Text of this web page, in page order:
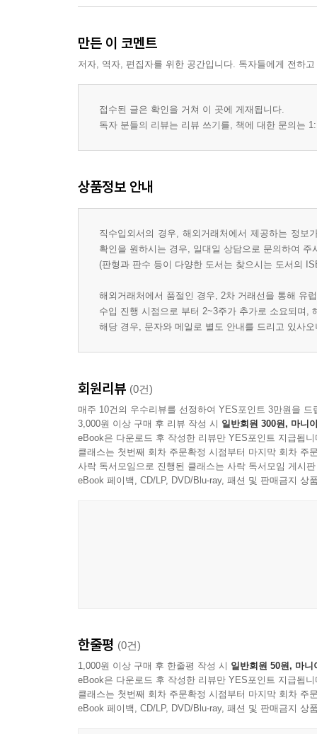
만든 이 코멘트
저자, 역자, 편집자를 위한 공간입니다. 독자들에게 전하
접수된 글은 확인을 거쳐 이 곳에 게재됩니다.
독자 분들의 리뷰는 리뷰 쓰기를, 책에 대한 문의는
상품정보 안내
직수입외서의 경우, 해외거래처에서 제공하는 정
확인을 원하시는 경우, 일대일 상담으로 문의하여 주
(판형과 판수 등이 다양한 도서는 찾으시는 도서의
해외거래처에서 품절인 경우, 2차 거래선을 통해 유
수입 진행 시점으로 부터 2~3주가 추가로 소요되며,
해당 경우, 문자와 메일로 별도 안내를 드리고 있사
회원리뷰 (0건)
매주 10건의 우수리뷰를 선정하여 YES포인트 3만원을 드
3,000원 이상 구매 후 리뷰 작성 시 일반회원 300원, 마니
eBook은 다운로드 후 작성한 리뷰만 YES포인트 지급됩니
클래스는 첫번째 회차 주문확정 시점부터 마지막 회차 주
사락 독서모임으로 진행된 클래스는 사락 독서모임 게시
eBook 페이백, CD/LP, DVD/Blu-ray, 패션 및 판매금지 상
한줄평 (0건)
1,000원 이상 구매 후 한줄평 작성 시 일반회원 50원, 마니
eBook은 다운로드 후 작성한 리뷰만 YES포인트 지급됩니
클래스는 첫번째 회차 주문확정 시점부터 마지막 회차 주
eBook 페이백, CD/LP, DVD/Blu-ray, 패션 및 판매금지 상